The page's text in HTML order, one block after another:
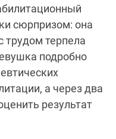
сюрпризом: она
трудом терпела
подробно
а через два
результат